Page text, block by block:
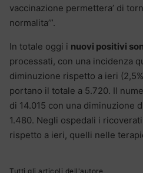
vaccinazione permettera’ di
normalita’”.
In totale oggi i nuovi positivi
processati, con una incidenza
diminuzione rispetto a ieri
portano il totale a 5.720. Il
di 14.015 con una diminuzione
1.480. Negli ospedali i
rispetto a ieri, quelli nelle
Tutti gli articoli dell'autore